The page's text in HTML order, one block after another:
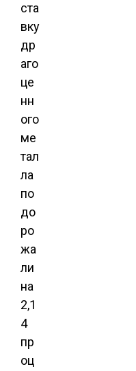
ста
вку
др
аго
це
нн
ого
ме
тал
ла
по
до
ро
жа
ли
на
2,1
4
пр
оц